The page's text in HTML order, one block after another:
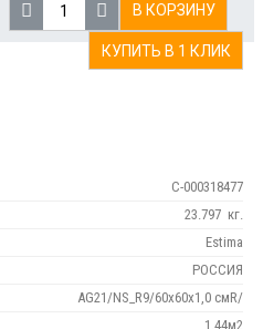
С-000318477
кг.
23.797
Estima
РОССИЯ
AG21/NS_R9/60x60x1,0 смR/
1.44м2
В КОРЗИНУ
КУПИТЬ В 1 КЛИК